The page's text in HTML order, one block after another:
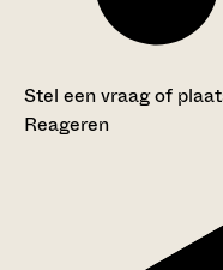
Stel een vraag of
Reageren